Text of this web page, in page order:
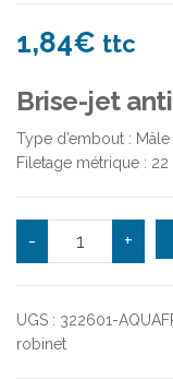
1,84€ ttc
Brise-jet
Type d’embout :
Filetage métrique :
- quantité de
+
UGS : 322601-
robinet